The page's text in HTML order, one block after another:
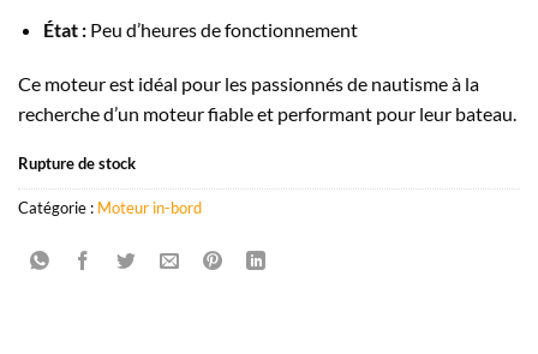
État :Peu d’heures de fonctionnement
Ce moteur est idéal pour les passionnés de nautisme à la
recherche d’un moteur fiable et performant pour leur bateau.
Rupture de stock
Catégorie : Moteur in-bord